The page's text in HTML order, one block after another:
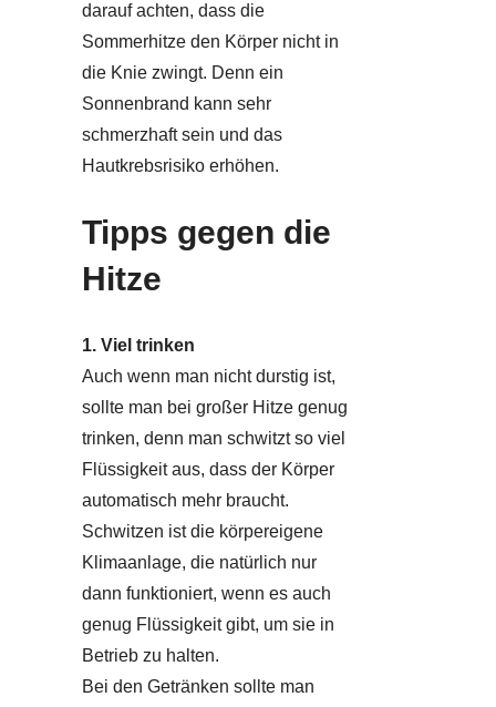
darauf achten, dass die
Sommerhitze den Körper nicht in
die Knie zwingt. Denn ein
Sonnenbrand kann sehr
schmerzhaft sein und das
Hautkrebsrisiko erhöhen.
Tipps gegen die
Hitze
1. Viel trinken
Auch wenn man nicht durstig ist,
sollte man bei großer Hitze genug
trinken, denn man schwitzt so viel
Flüssigkeit aus, dass der Körper
automatisch mehr braucht.
Schwitzen ist die körpereigene
Klimaanlage, die natürlich nur
dann funktioniert, wenn es auch
genug Flüssigkeit gibt, um sie in
Betrieb zu halten.
Bei den Getränken sollte man